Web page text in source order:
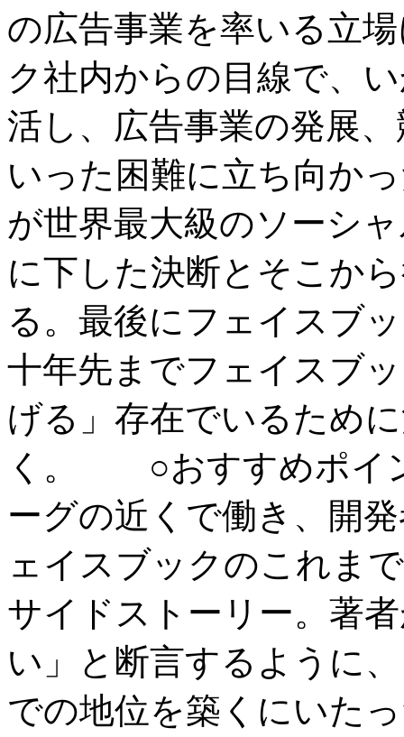
の広告事業を率いる立
ク社内からの目線で、
活し、広告事業の発展
いった困難に立ち向か
が世界最大級のソーシ
に下した決断とそこか
る。最後にフェイスブ
十年先までフェイスブ
げる」存在でいるため
く。 ○おすすめポイ
ーグの近くで働き、開
ェイスブックのこれま
サイドストーリー。著
い」と断言するように
での地位を築くにいた